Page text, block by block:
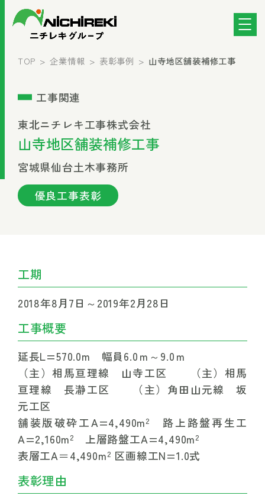
TOP 企業情報 表彰事例 山寺地区舗装補修工事
工事関連
東北ニチレキ工事株式会社
山寺地区舗装補修工事
宮城県仙台土木事務所
優良工事表彰
工期
2018年8月7日～2019年2月28日
工事概要
延長L=570.0m　幅員6.0ｍ～9.0ｍ
（主）相馬亘理線　山寺工区　　（主）相馬
亘理線　長瀞工区　　（主）角田山元線　坂
元工区
舗装版破砕工A=4,490m2
路上路盤再生工
A=2,160m2 上層路盤工A=4,490m2
表層工A＝4,490m2 区画線工N=1.0式
表彰理由